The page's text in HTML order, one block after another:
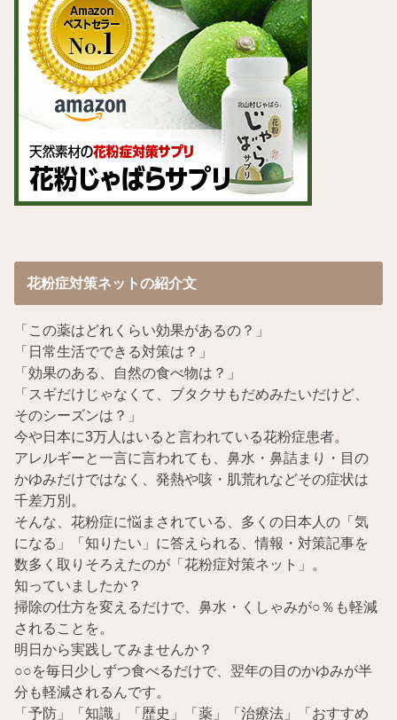
花粉症対策ネットの紹介文
「この薬はどれくらい効果があるの？」
「日常生活でできる対策は？」
「効果のある、自然の食べ物は？」
「スギだけじゃなくて、ブタクサもだめみたいだけど、
そのシーズンは？」
今や日本に3万人はいると言われている花粉症患者。
アレルギーと一言に言われても、鼻水・鼻詰まり・目の
かゆみだけではなく、発熱や咳・肌荒れなどその症状は
千差万別。
そんな、花粉症に悩まされている、多くの日本人の「気
になる」「知りたい」に答えられる、情報・対策記事を
数多く取りそろえたのが「花粉症対策ネット」。
知っていましたか？
掃除の仕方を変えるだけで、鼻水・くしゃみが○％も軽減
されることを。
明日から実践してみませんか？
○○を毎日少しずつ食べるだけで、翌年の目のかゆみが半
分も軽減されるんです。
「予防」「知識」「歴史」「薬」「治療法」「おすすめ